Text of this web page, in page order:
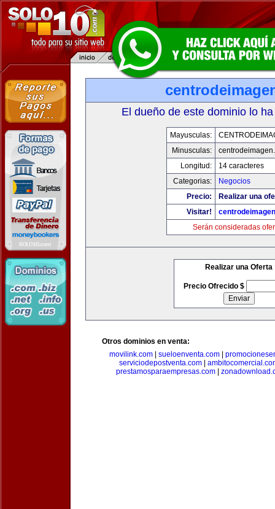
El dueño de este dominio lo
Mayusculas:
Minusculas:
Longitud:
14 caracteres
Categorias:
Negocios
Precio:
Realizar una
Visitar!
Serán consideradas
Realizar una Oferta
Precio Ofrecido $
Otros dominios en venta:
movilink.com
sueloenventa.com
serviciodepostventa.com
prestamosparaempresas.com